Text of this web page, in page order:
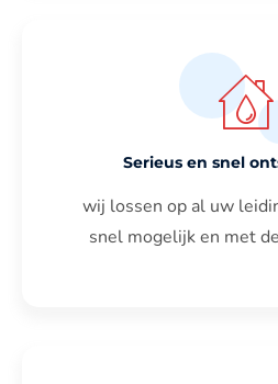
Serieus en snel
wij lossen op al uw
snel mogelijk en met